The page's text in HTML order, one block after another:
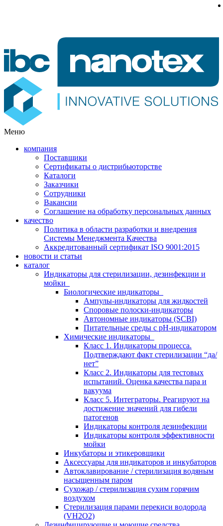
Меню
компания
Поставщики
Сертификаты о дистрибьюторстве
Каталоги
Заказчики
Сотрудники
Вакансии
Соглашение на обработку персональных данных
качество
Политика в области разработки и внедрения
Системы Менеджмента Качества
Аккредитованный сертификат ISO 9001:2015
новости и статьи
каталог
Индикаторы для стерилизации, дезинфекции и
мойки
Биологические индикаторы
Ампулы-индикаторы для жидкостей
Споровые полоски-индикаторы
Автономные индикаторы (SCBI)
Питательные среды с рН-индикатором
Химические индикаторы
Класс 1. Индикаторы процесса.
Подтверждают факт стерилизации “да/
нет”
Класс 2. Индикаторы для тестовых
испытаний. Оценка качества пара и
вакуума
Класс 5. Интеграторы. Реагируют на
достижение значений для гибели
патогенов
Индикаторы контроля дезинфекции
Индикаторы контроля эффективности
мойки
Инкубаторы и этикеровщики
Аксессуары для индикаторов и инкубаторов
Автоклавирование / стерилизация водяным
насыщенным паром
Сухожар / стерилизация сухим горячим
воздухом
Стерилизация парами перекиси водорода
(VH2O2)